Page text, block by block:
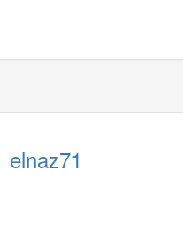
elnaz71